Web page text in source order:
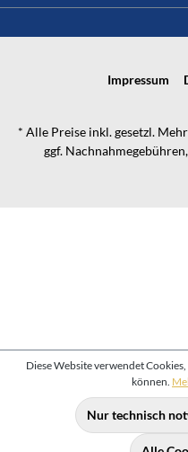
Impressum
* Alle Preise inkl. gesetzl.
ggf.
Diese Website verwendet
können.
Nur technisch